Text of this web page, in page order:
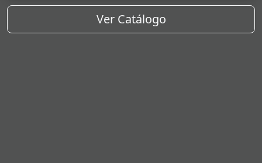
Ver Catálogo